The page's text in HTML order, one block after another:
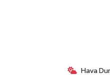
Hava